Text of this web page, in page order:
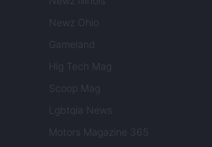
Newz Ohio
Gameland
Hig Tech Mag
Scoop Mag
Lgbtqia News
Motors Magazine 365